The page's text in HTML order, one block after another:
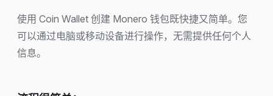
使用 Coin Wallet 创建 Monero 钱包既快捷又简单。您
可以通过电脑或移动设备进行操作，无需提供任何个人
信息。